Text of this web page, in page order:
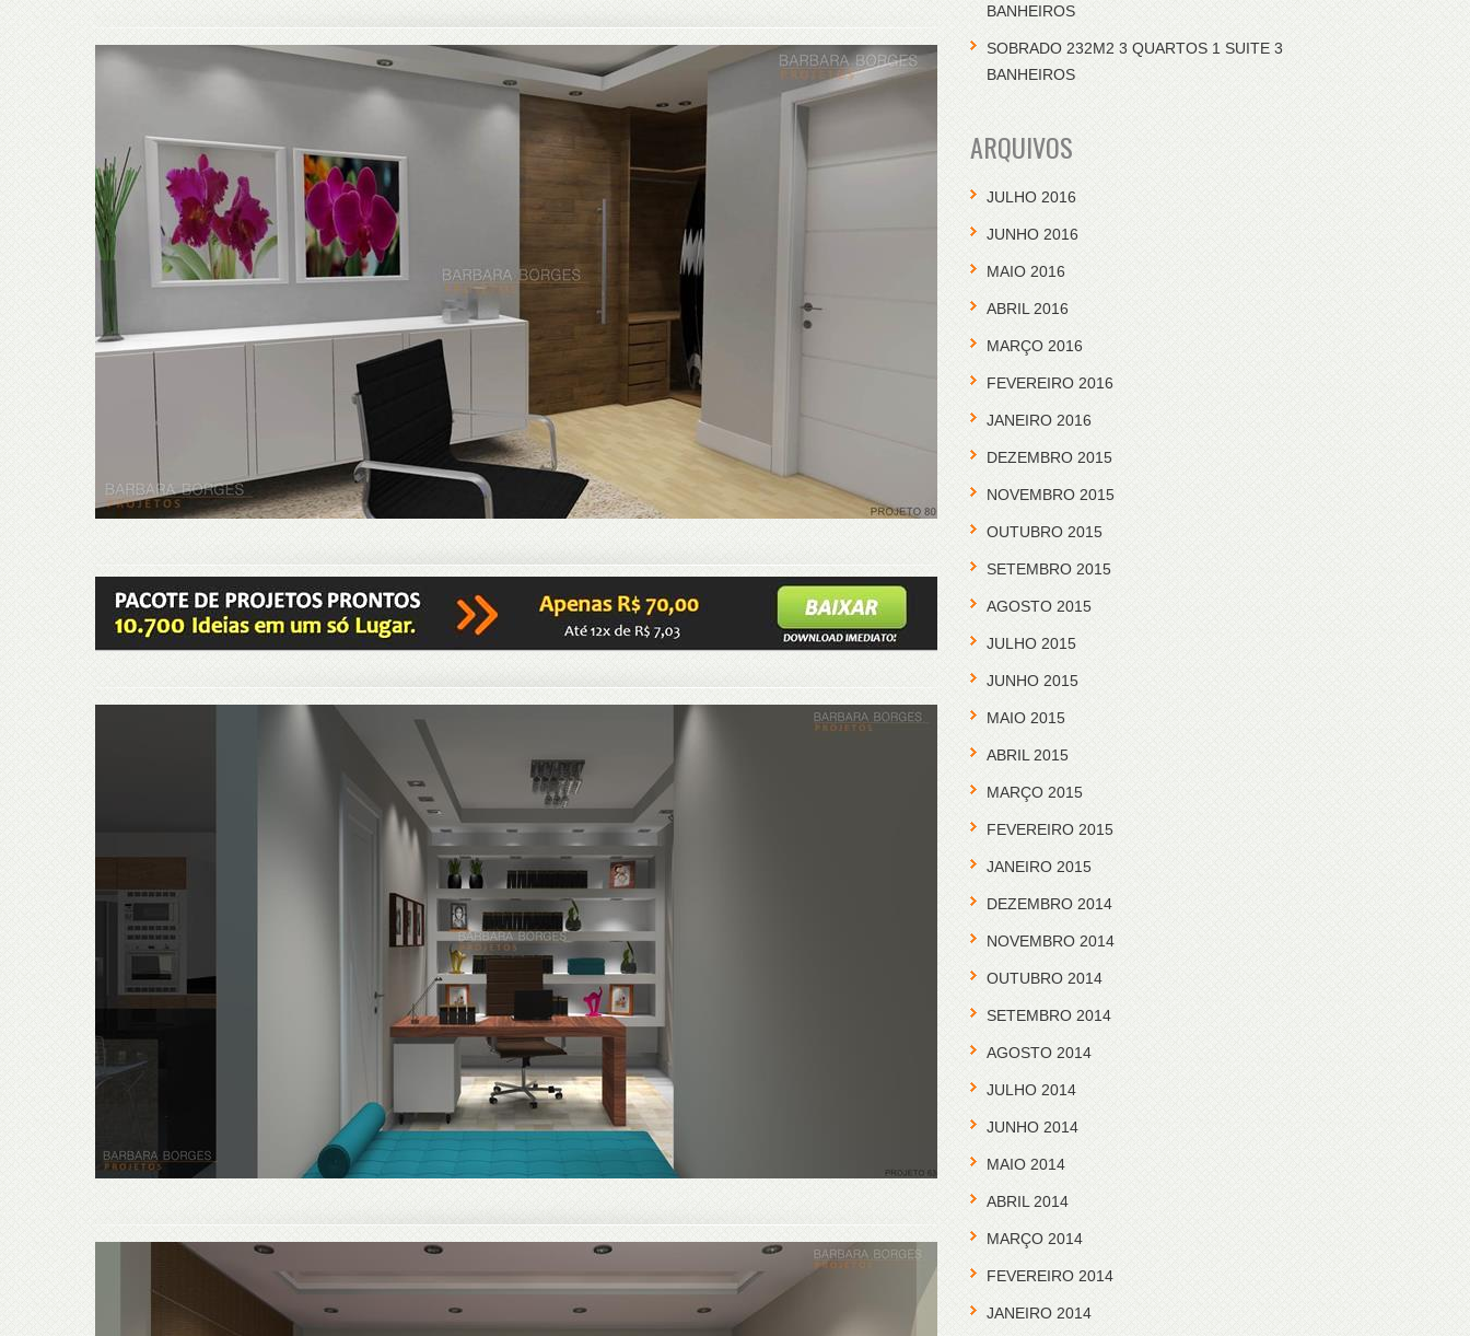
BANHEIROS
SOBRADO 232M2 3 QUARTOS 1 SUITE 3
BANHEIROS
ARQUIVOS
JULHO 2016
JUNHO 2016
MAIO 2016
ABRIL 2016
MARÇO 2016
FEVEREIRO 2016
JANEIRO 2016
DEZEMBRO 2015
NOVEMBRO 2015
OUTUBRO 2015
SETEMBRO 2015
AGOSTO 2015
JULHO 2015
JUNHO 2015
MAIO 2015
ABRIL 2015
MARÇO 2015
FEVEREIRO 2015
JANEIRO 2015
DEZEMBRO 2014
NOVEMBRO 2014
OUTUBRO 2014
SETEMBRO 2014
AGOSTO 2014
JULHO 2014
JUNHO 2014
MAIO 2014
ABRIL 2014
MARÇO 2014
FEVEREIRO 2014
JANEIRO 2014